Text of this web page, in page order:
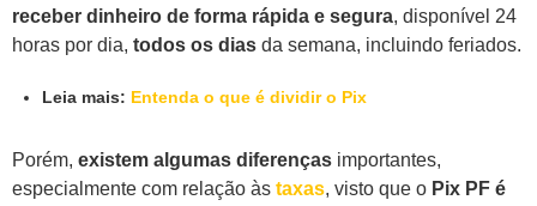
receber dinheiro de forma rápida e segura, disponível 24
horas por dia, todos os dias da semana, incluindo feriados.
Leia mais: Entenda o que é dividir o Pix
Porém, existem algumas diferenças importantes,
especialmente com relação às taxas, visto que o Pix PF é